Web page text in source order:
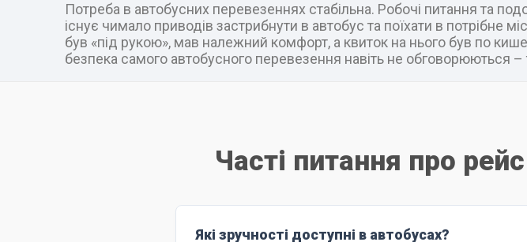
Потреба в автобусних перевезеннях стабільна. Робочі питання та
існує чимало приводів застрибнути в автобус та поїхати в потрібне
був «під рукою», мав належний комфорт, а квиток на нього був по
безпека самого автобусного перевезення навіть не обговорюються
Часті питання про
Які зручності доступні в автобусах?